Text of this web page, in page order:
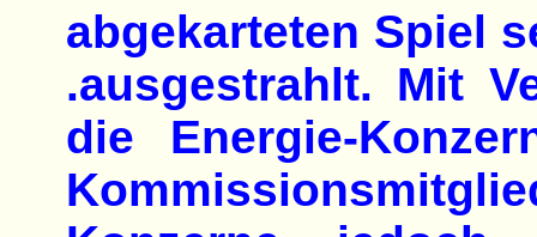
abgekarteten Spiel
.ausgestrahlt. Mit
die Energie-